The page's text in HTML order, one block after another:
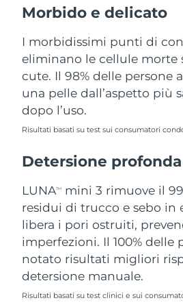
Morbido e delicato
I morbidissimi punti di
eliminano le cellule morte
cute. Il 98% delle persone
una pelle dall’aspetto più
dopo l’uso.
Risultati basati su test sui consumatori
Detersione profonda
LUNATM
mini 3 rimuove il
residui di trucco e sebo in
libera i pori ostruiti,
imperfezioni. Il 100% delle
notato risultati migliori
detersione manuale.
Risultati basati su test clinici e sui
Filippine
Polonia
Portogallo
Portorico
Romania
Russia
Arabia Saudita